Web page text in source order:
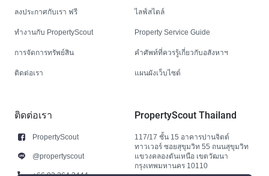
ลงประกาศกับเรา ฟรี
ทำงานกับ PropertyScout
การจัดการทรัพย์สิน
ติดต่อเรา
ไลฟ์สไตล์
Property Service Guide
คำศัพท์ที่ควรรู้เกี่ยวกับอสังหาฯ
แผนผังเว็บไซต์
ติดต่อเรา
PropertyScout
@propertyscout
PropertyScout Thailand
117/17 ชั้น 15 อาคารปานจิตต์
ทาวเวอร์ ซอยสุขุมวิท 55 ถนนสุขุมวิท
แขวงคลองตันเหนือ เขตวัฒนา
กรุงเทพมหานคร 10110